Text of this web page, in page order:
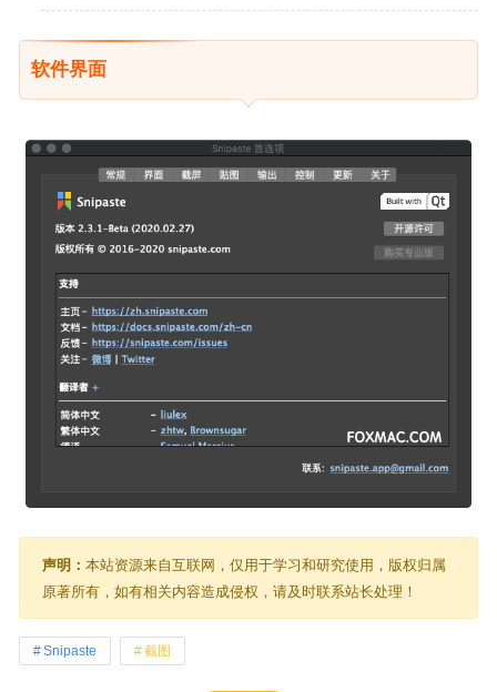
软件界面
声明： 本站资源来自互联网，仅用于学习和研究使用，版权归属
原著所有，如有相关内容造成侵权，请及时联系站长处理！
Snipaste 截图